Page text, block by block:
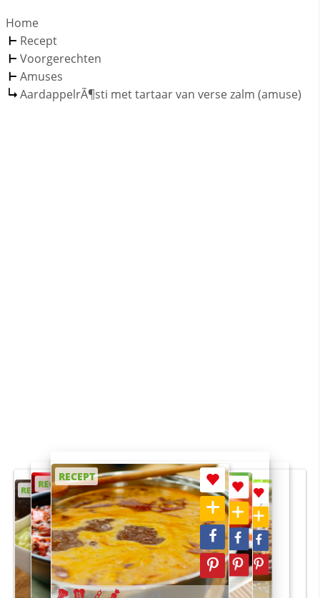
Home
Recept
Voorgerechten
Amuses
AardappelrÃ¶sti met tartaar van verse zalm (amuse)
RECEPT
RECEPT
RECEPT
RECEPT
RECEPT